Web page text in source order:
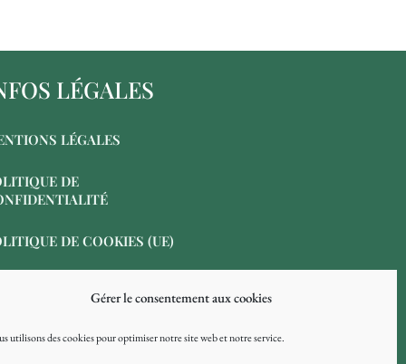
Gérer le consentement aux cookies
utilisons des cookies pour optimiser notre site web et notre service.
LÉGALES
LÉGALES
DE
DE COOKIES (UE)